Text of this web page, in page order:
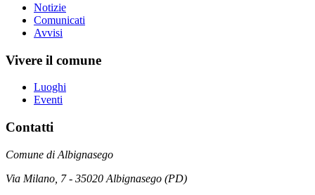
Notizie
Comunicati
Avvisi
Vivere il comune
Luoghi
Eventi
Contatti
Comune di Albignasego
Via Milano, 7 - 35020 Albignasego (PD)